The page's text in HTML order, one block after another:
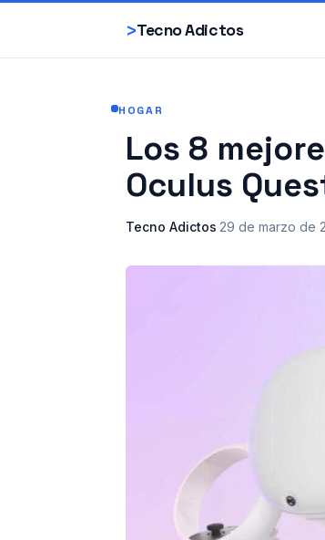
>Tecno Adictos
HOGAR
Los 8
Oculus
Tecno Adictos·29 de marzo de